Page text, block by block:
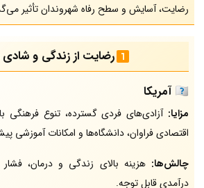
رضایت، آسایش و سطح رفاه شهروندان تأثیر
رضایت از زندگی و
🇺🇸 آمریکا
مزایا: آزادی‌های فردی گسترده، تنوع فرهنگی
اقتصادی فراوان، دانشگاه‌ها و امکانات آموزشی
چالش‌ها: هزینه بالای زندگی و درمان، فشار
درآمدی قابل توجه.